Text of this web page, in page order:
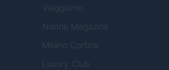
Viaggiamo
Nonne Magazine
Milano Cortina
Luxury Club